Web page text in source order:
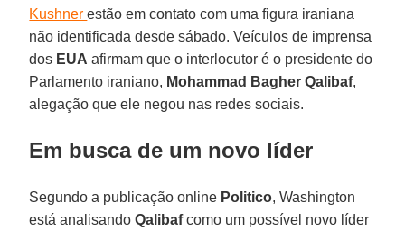
Kushnerestão em contato com uma figura iraniana
não identificada desde sábado. Veículos de imprensa
dos EUA afirmam que o interlocutor é o presidente do
Parlamento iraniano, Mohammad Bagher Qalibaf,
alegação que ele negou nas redes sociais.
Em busca de um novo líder
Segundo a publicação online Politico, Washington
está analisandoQalibafcomo um possível novo líder